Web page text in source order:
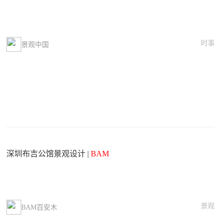
景观中国 时事
深圳布吉公馆景观设计 |BAM
BAM百安木 景观